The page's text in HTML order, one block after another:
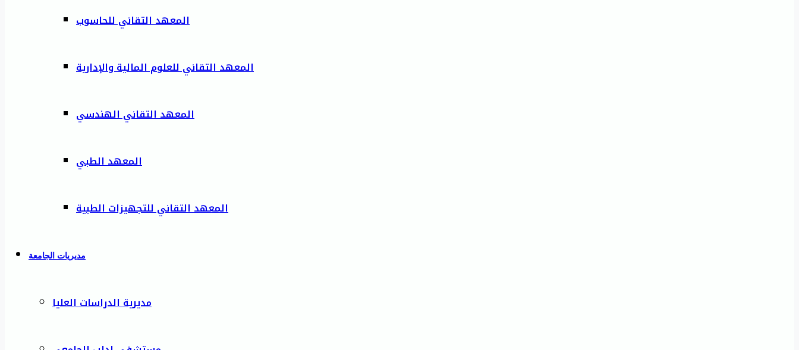
المعهد التقاني للحاسوب
المعهد التقاني للعلوم المالية والإدارية
المعهد التقاني الهندسي
المعهد الطبي
المعهد التقاني للتجهيزات الطبية
مديريات الجامعة
مديرية الدراسات العليا